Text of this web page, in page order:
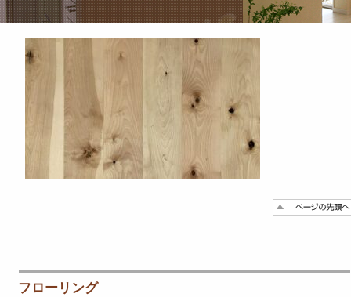
フローリング